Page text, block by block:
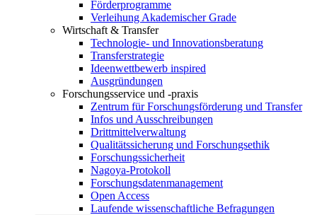
Förderprogramme
Verleihung Akademischer Grade
Wirtschaft & Transfer
Technologie- und Innovationsberatung
Transferstrategie
Ideenwettbewerb inspired
Ausgründungen
Forschungsservice und -praxis
Zentrum für Forschungsförderung und Transfer
Infos und Ausschreibungen
Drittmittelverwaltung
Qualitätssicherung und Forschungsethik
Forschungssicherheit
Nagoya-Protokoll
Forschungsdatenmanagement
Open Access
Laufende wissenschaftliche Befragungen